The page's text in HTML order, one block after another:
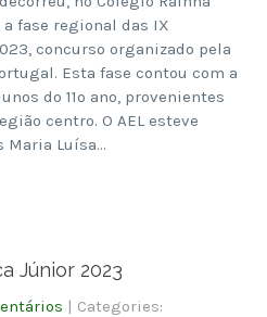
fase regional das IX
concurso organizado pela
Esta fase contou com a
do 11º ano, provenientes
centro. O AEL esteve
Maria Luísa…
Júnior 2023
| Categories: